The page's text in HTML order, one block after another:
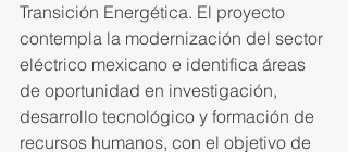
Transición Energética. El proyecto
contempla la modernización del sector
eléctrico mexicano e identifica áreas
de oportunidad en investigación,
desarrollo tecnológico y formación de
recursos humanos, con el objetivo de